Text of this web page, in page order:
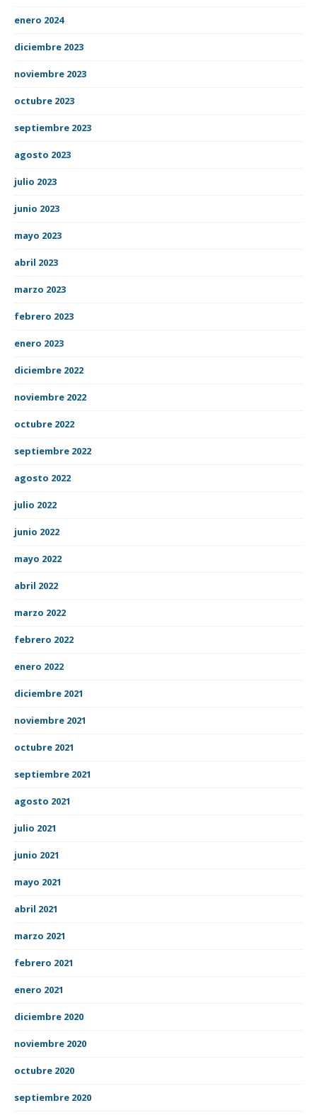
enero 2024
diciembre 2023
noviembre 2023
octubre 2023
septiembre 2023
agosto 2023
julio 2023
junio 2023
mayo 2023
abril 2023
marzo 2023
febrero 2023
enero 2023
diciembre 2022
noviembre 2022
octubre 2022
septiembre 2022
agosto 2022
julio 2022
junio 2022
mayo 2022
abril 2022
marzo 2022
febrero 2022
enero 2022
diciembre 2021
noviembre 2021
octubre 2021
septiembre 2021
agosto 2021
julio 2021
junio 2021
mayo 2021
abril 2021
marzo 2021
febrero 2021
enero 2021
diciembre 2020
noviembre 2020
octubre 2020
septiembre 2020